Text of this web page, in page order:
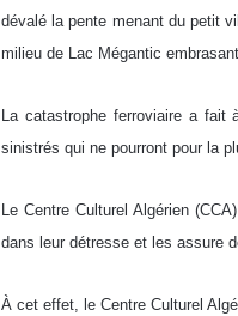
dévalé la pente menant du petit
milieu de Lac Mégantic
La catastrophe ferroviaire a fait
sinistrés qui ne pourront pour la
Le Centre Culturel Algérien
dans leur détresse et les assure
À cet effet, le Centre Culturel